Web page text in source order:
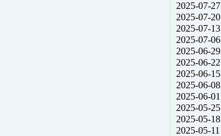
2025-07-27
2025-07-20
2025-07-13
2025-07-06
2025-06-29
2025-06-22
2025-06-15
2025-06-08
2025-06-01
2025-05-25
2025-05-18
2025-05-11